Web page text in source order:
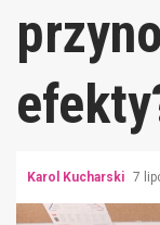
Karol Kucharski 7